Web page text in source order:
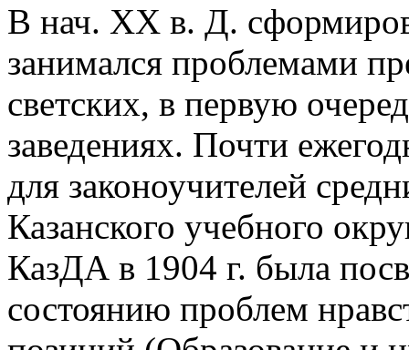
В нач. ХХ в. Д.
занимался проблемами
светских, в первую
заведениях. Почти
для законоучителей
Казанского учебного
КазДА в 1904 г. была
состоянию проблем